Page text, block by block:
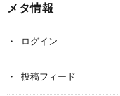
メタ情報
ログイン
投稿フィード